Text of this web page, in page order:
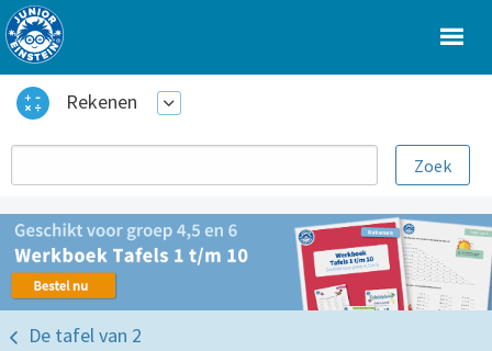
Rekenen
De tafel van 2